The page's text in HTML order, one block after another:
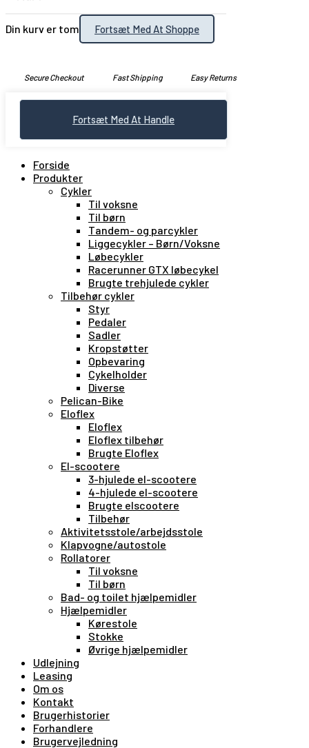
Din kurv er tom Fortsæt Med At Shoppe
Secure Checkout Fast Shipping Easy Returns
Fortsæt Med At Handle
Forside
Produkter
Cykler
Til voksne
Til børn
Tandem- og parcykler
Liggecykler – Børn/Voksne
Løbecykler
Racerunner GTX løbecykel
Brugte trehjulede cykler
Tilbehør cykler
Styr
Pedaler
Sadler
Kropstøtter
Opbevaring
Cykelholder
Diverse
Pelican-Bike
Eloflex
Eloflex
Eloflex tilbehør
Brugte Eloflex
El-scootere
3-hjulede el-scootere
4-hjulede el-scootere
Brugte elscootere
Tilbehør
Aktivitetsstole/arbejdsstole
Klapvogne/autostole
Rollatorer
Til voksne
Til børn
Bad- og toilet hjælpemidler
Hjælpemidler
Kørestole
Stokke
Øvrige hjælpemidler
Udlejning
Leasing
Om os
Kontakt
Brugerhistorier
Forhandlere
Brugervejledning